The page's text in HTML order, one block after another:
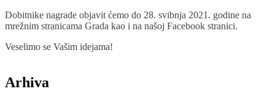
Dobitnike nagrade objavit ćemo do 28. svibnja 2021. godine na
mrežnim stranicama Grada kao i na našoj Facebook stranici.
Veselimo se Vašim idejama!
Arhiva